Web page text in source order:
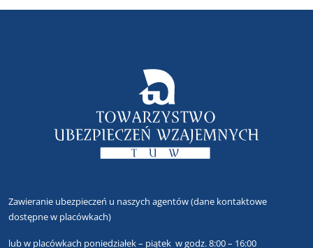
Zawieranie ubezpieczeń u naszych agentów(dane kontaktowe
dostępne w placówkach)
lubw placówkach poniedziałek – piątek w godz. 8:00 – 16:00